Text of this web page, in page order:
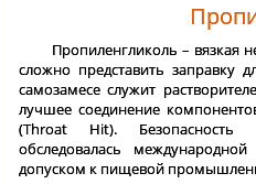
Пропиленгликоль – вязкая
сложно представить заправку
самозамесе служит
лучшее соединение
(Throat Hit). Безопасность
обследовалась
допуском к пищевой